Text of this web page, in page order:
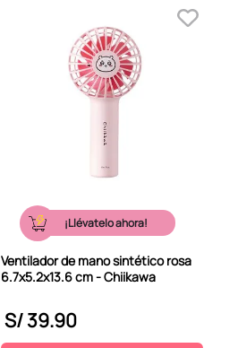
¡Llévatelo ahora!
Ventilador de mano sintético rosa
6.7x5.2x13.6 cm - Chiikawa
S/39.90